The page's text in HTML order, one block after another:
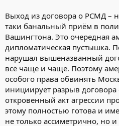
Выход из договора о РСМД –
таки банальный приём в
Вашингтона. Это очередная
дипломатическая пустышка.
нарушал вышеназванный
всё чаще и чаще. Поэтому
особого права обвинять
инициирует разрыв договора
откровенный акт агрессии
этому полностью готова и
не только ассиметрично, но